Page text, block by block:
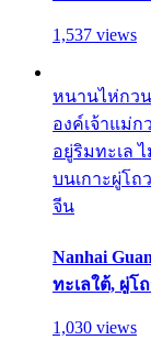
1,537 views
หนานไห่กว
องค์เจ้าแม่ก
อยู่ริมทะเล
บนเกาะผู่โถ
จีน
Nanhai
ทะเลใต้, ผู่โ
1,030 views